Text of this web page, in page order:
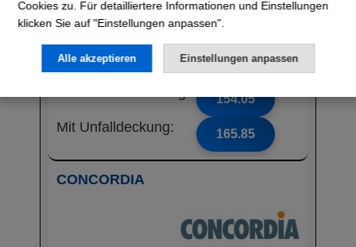
154.05
Mit Unfalldeckung: 165.85
CONCORDIA
Cookies zu. Für detailliertere Informationen und Einstellungen
klicken Sie auf "Einstellungen anpassen".
Alle akzeptieren Einstellungen anpassen